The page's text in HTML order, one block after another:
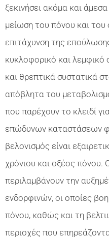
ξεκινήσει ακόμα και
μείωση του πόνου και του
επιτάχυνση της
κυκλοφορικό και λεμφικό
και θρεπτικά συστατικά
απόβλητα του
που παρέχουν το κλειδί
επώδυνων καταστάσεων
βελονισμός είναι
χρόνιου και οξέος πόνου.
περιλαμβάνουν την
ενδορφινών, οι οποίες
πόνου, καθώς και τη
περιοχές που